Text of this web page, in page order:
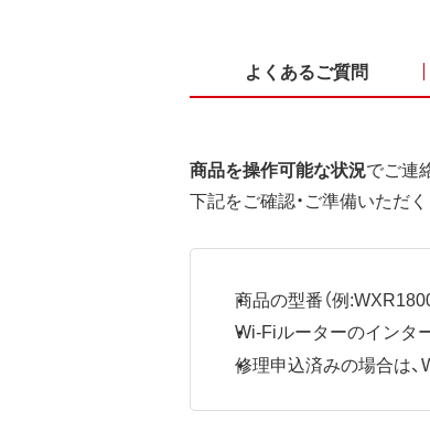
よくあるご質問
商品を操作可能な状況でご連
下記をご確認・ご準備いただ
商品の型番（例
Wi-Fiルーターのインタ
修理申込済みの場合は、